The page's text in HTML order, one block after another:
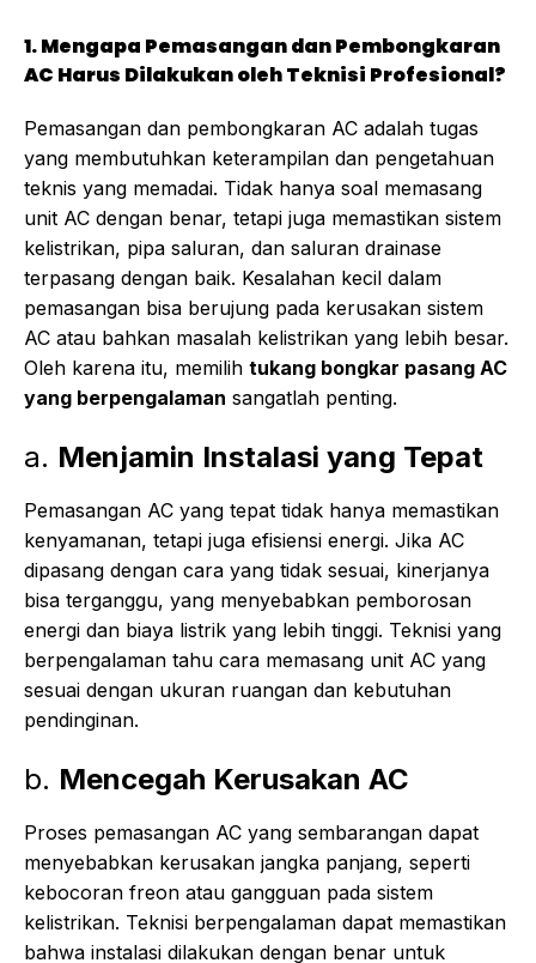
1. Mengapa Pemasangan dan Pembongkaran
AC Harus Dilakukan oleh Teknisi Profesional?
Pemasangan dan pembongkaran AC adalah tugas
yang membutuhkan keterampilan dan pengetahuan
teknis yang memadai. Tidak hanya soal memasang
unit AC dengan benar, tetapi juga memastikan sistem
kelistrikan, pipa saluran, dan saluran drainase
terpasang dengan baik. Kesalahan kecil dalam
pemasangan bisa berujung pada kerusakan sistem
AC atau bahkan masalah kelistrikan yang lebih besar.
Oleh karena itu, memilih tukang bongkar pasang AC
yang berpengalaman sangatlah penting.
a. Menjamin Instalasi yang Tepat
Pemasangan AC yang tepat tidak hanya memastikan
kenyamanan, tetapi juga efisiensi energi. Jika AC
dipasang dengan cara yang tidak sesuai, kinerjanya
bisa terganggu, yang menyebabkan pemborosan
energi dan biaya listrik yang lebih tinggi. Teknisi yang
berpengalaman tahu cara memasang unit AC yang
sesuai dengan ukuran ruangan dan kebutuhan
pendinginan.
b. Mencegah Kerusakan AC
Proses pemasangan AC yang sembarangan dapat
menyebabkan kerusakan jangka panjang, seperti
kebocoran freon atau gangguan pada sistem
kelistrikan. Teknisi berpengalaman dapat memastikan
bahwa instalasi dilakukan dengan benar untuk